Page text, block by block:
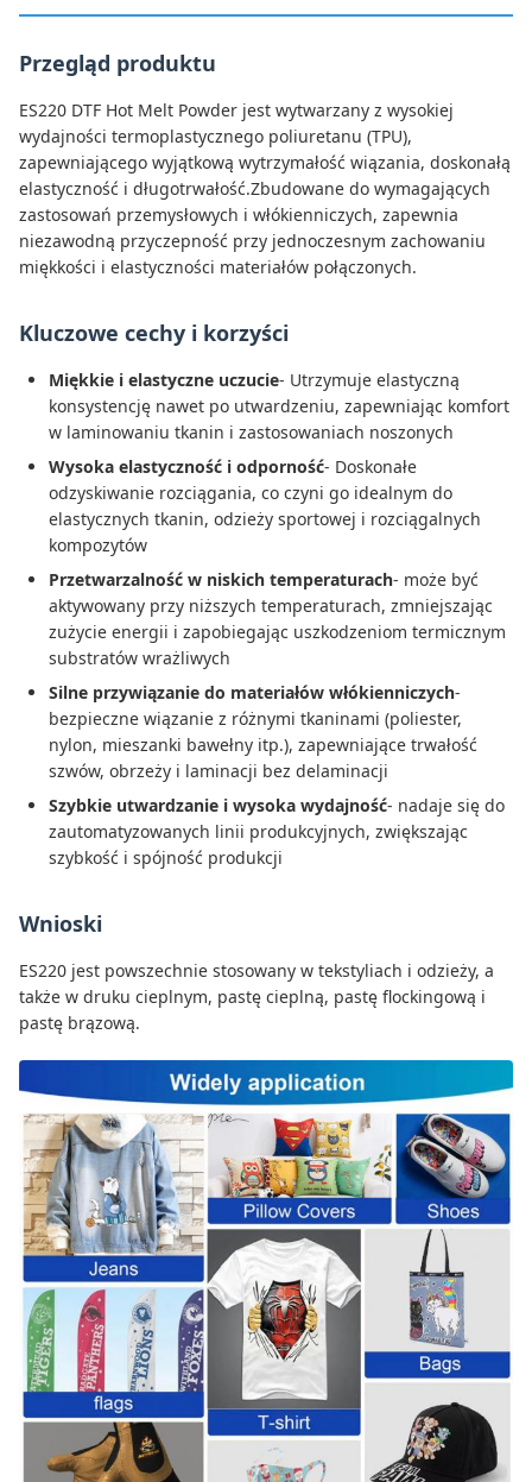
Przegląd produktu
ES220 DTF Hot Melt Powder jest wytwarzany z wysokiej
wydajności termoplastycznego poliuretanu (TPU),
zapewniającego wyjątkową wytrzymałość wiązania, doskonałą
elastyczność i długotrwałość.Zbudowane do wymagających
zastosowań przemysłowych i włókienniczych, zapewnia
niezawodną przyczepność przy jednoczesnym zachowaniu
miękkości i elastyczności materiałów połączonych.
Kluczowe cechy i korzyści
Miękkie i elastyczne uczucie- Utrzymuje elastyczną
konsystencję nawet po utwardzeniu, zapewniając komfort
w laminowaniu tkanin i zastosowaniach noszonych
Wysoka elastyczność i odporność- Doskonałe
odzyskiwanie rozciągania, co czyni go idealnym do
elastycznych tkanin, odzieży sportowej i rozciągalnych
kompozytów
Przetwarzalność w niskich temperaturach- może być
aktywowany przy niższych temperaturach, zmniejszając
zużycie energii i zapobiegając uszkodzeniom termicznym
substratów wrażliwych
Silne przywiązanie do materiałów włókienniczych-
bezpieczne wiązanie z różnymi tkaninami (poliester,
nylon, mieszanki bawełny itp.), zapewniające trwałość
szwów, obrzeży i laminacji bez delaminacji
Szybkie utwardzanie i wysoka wydajność- nadaje się do
zautomatyzowanych linii produkcyjnych, zwiększając
szybkość i spójność produkcji
Wnioski
ES220 jest powszechnie stosowany w tekstyliach i odzieży, a
także w druku cieplnym, pastę cieplną, pastę flockingową i
pastę brązową.